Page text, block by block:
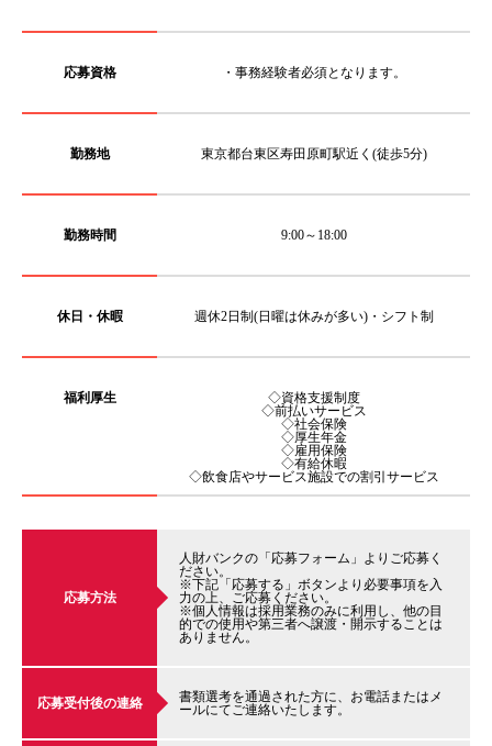
応募資格 ・事務経験者必須となります。
勤務地 東京都台東区寿田原町駅近く(徒歩5分)
勤務時間 9:00～18:00
休日・休暇 週休2日制(日曜は休みが多い)・シフト制
福利厚生
◇資格支援制度
◇前払いサービス
◇社会保険
◇厚生年金
◇雇用保険
◇有給休暇
◇飲食店やサービス施設での割引サービス
応募方法
人財バンクの「応募フォーム」よりご応募く
ださい。
※下記「応募する」ボタンより必要事項を入
力の上、ご応募ください。
※個人情報は採用業務のみに利用し、他の目
的での使用や第三者へ譲渡・開示することは
ありません。
応募受付後の連絡
書類選考を通過された方に、お電話またはメ
ールにてご連絡いたします。